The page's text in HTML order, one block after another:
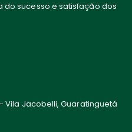
do sucesso e satisfação dos
Vila Jacobelli, Guaratinguetá